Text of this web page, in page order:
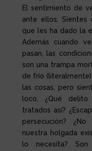
El sentimiento de
ante ellos. Sientes
que les ha dado la
Además cuando
pasan, las
son una trampa
de frío
las cosas, pero
loco. ¿Qué
tratados así?
persecución?
nuestra holgada
lo necesita? Son